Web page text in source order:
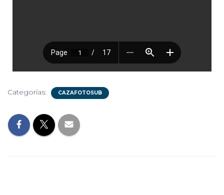
Categorías: CAZAFOTOSUB